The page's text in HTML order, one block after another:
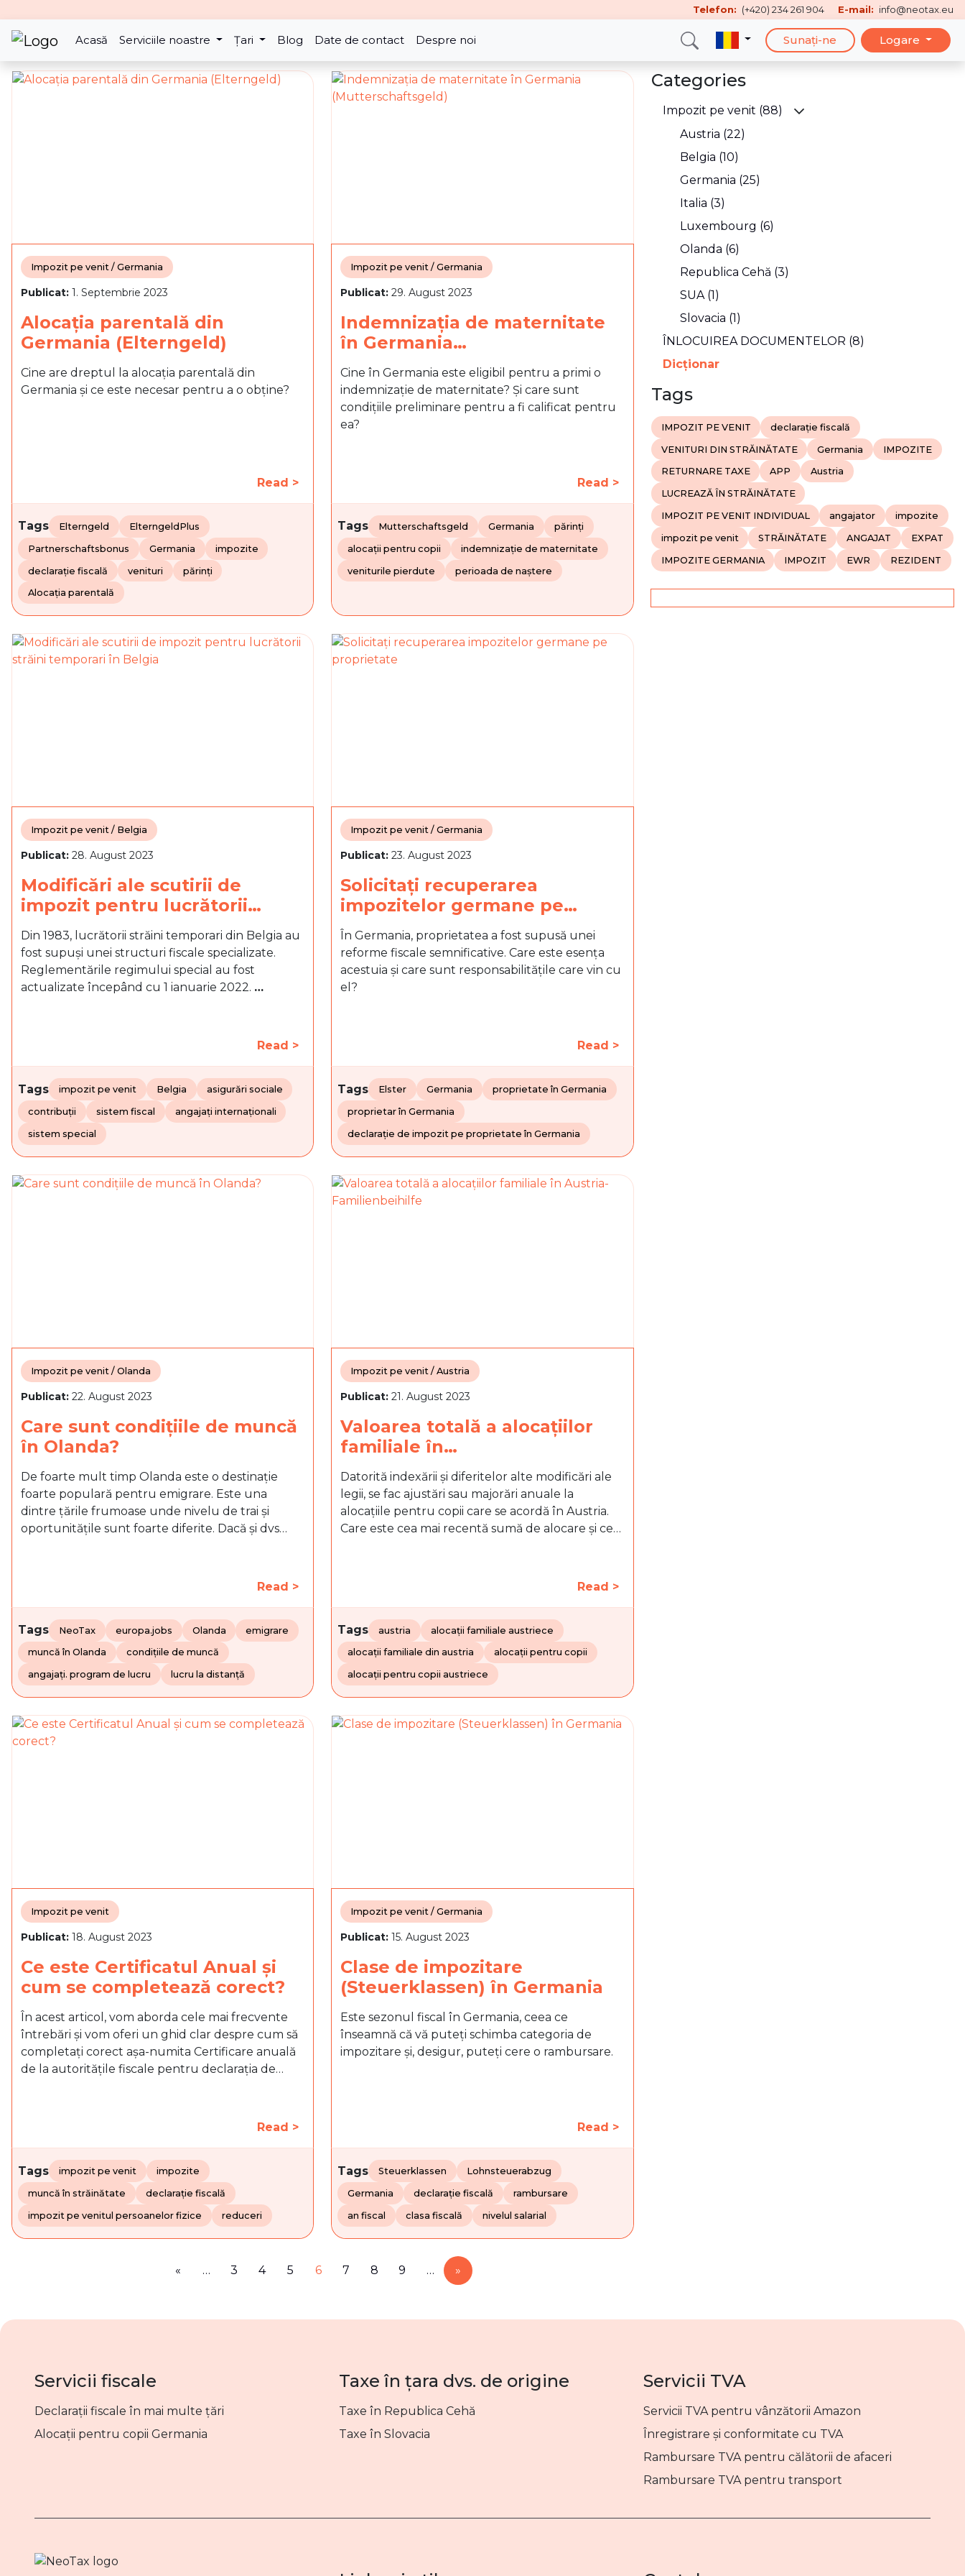
Telefon: (+420) 234 261 904 E-mail: info@neotax.eu
Acasă Serviciile noastre Țari Blog Date de contact Despre noi Sunați-ne Logare
Impozit pe venit / Germania
Publicat: 1. Septembrie 2023
Alocația parentală din
Germania (Elterngeld)
Cine are dreptul la alocația parentală din
Germania și ce este necesar pentru a o obține?
Read >
Tags Elterngeld ElterngeldPlus
Partnerschaftsbonus Germania impozite
declarație fiscală venituri părinți
Alocația parentală
Impozit pe venit / Germania
Publicat:29. August 2023
Indemnizaţia de maternitate
în Germania…
Cine în Germania este eligibil pentru a primi o
indemnizație de maternitate? Și care sunt
condițiile preliminare pentru a fi calificat pentru
ea?
Read >
Tags Mutterschaftsgeld Germania părinți
alocații pentru copii indemnizație de maternitate
veniturile pierdute perioada de naștere
Impozit pe venit / Belgia
Publicat: 28. August 2023
Modificări ale scutirii de
impozit pentru lucrătorii…
Din 1983, lucrătorii străini temporari din Belgia au
fost supuși unei structuri fiscale specializate.
Reglementările regimului special au fost
actualizate începând cu 1 ianuarie 2022. …
Read >
Tags impozit pe venit Belgia asigurări sociale
contribuții sistem fiscal angajați internaționali
sistem special
Impozit pe venit / Germania
Publicat:23. August 2023
Solicitați recuperarea
impozitelor germane pe…
În Germania, proprietatea a fost supusă unei
reforme fiscale semnificative. Care este esența
acestuia și care sunt responsabilitățile care vin cu
el?
Read >
Tags Elster Germania proprietate în Germania
proprietar în Germania
declarație de impozit pe proprietate în Germania
Impozit pe venit / Olanda
Publicat: 22. August 2023
Care sunt condițiile de muncă
în Olanda?
De foarte mult timp Olanda este o destinație
foarte populară pentru emigrare. Este una
dintre țările frumoase unde nivelu de trai și
oportunitățile sunt foarte diferite. Dacă și dvs…
Read >
Tags NeoTax europa.jobs Olanda emigrare
muncă în Olanda condițiile de muncă
angajați. program de lucru lucru la distanță
Impozit pe venit / Austria
Publicat:21. August 2023
Valoarea totală a alocațiilor
familiale în…
Datorită indexării și diferitelor alte modificări ale
legii, se fac ajustări sau majorări anuale la
alocațiile pentru copii care se acordă în Austria.
Care este cea mai recentă sumă de alocare și ce…
Read >
Tags austria alocații familiale austriece
alocații familiale din austria alocații pentru copii
alocații pentru copii austriece
Impozit pe venit
Publicat: 18. August 2023
Ce este Certificatul Anual și
cum se completează corect?
În acest articol, vom aborda cele mai frecvente
întrebări și vom oferi un ghid clar despre cum să
completați corect așa-numita Certificare anuală
de la autoritățile fiscale pentru declarația de…
Read >
Tags impozit pe venit impozite
muncă în străinătate declarație fiscală
impozit pe venitul persoanelor fizice reduceri
Impozit pe venit / Germania
Publicat:15. August 2023
Clase de impozitare
(Steuerklassen) în Germania
Este sezonul fiscal în Germania, ceea ce
înseamnă că vă puteți schimba categoria de
impozitare și, desigur, puteți cere o rambursare.
Read >
Tags Steuerklassen Lohnsteuerabzug
Germania declarație fiscală rambursare
an fiscal clasa fiscală nivelul salarial
« … 3 4 5 6 7 8 9 … »
Categories
Impozit pe venit (88)
Austria (22)
Belgia (10)
Germania (25)
Italia (3)
Luxembourg (6)
Olanda (6)
Republica Cehă (3)
SUA (1)
Slovacia (1)
ÎNLOCUIREA DOCUMENTELOR (8)
Dicţionar
Tags
IMPOZIT PE VENIT declarație fiscală
VENITURI DIN STRĂINĂTATE Germania IMPOZITE
RETURNARE TAXE APP Austria
LUCREAZĂ ÎN STRĂINĂTATE
IMPOZIT PE VENIT INDIVIDUAL angajator impozite
impozit pe venit STRĂINĂTATE ANGAJAT EXPAT
IMPOZITE GERMANIA IMPOZIT EWR REZIDENT
Servicii fiscale
Declarații fiscale în mai multe țări
Alocații pentru copii Germania
Taxe în țara dvs. de origine
Taxe în Republica Cehă
Taxe în Slovacia
Servicii TVA
Servicii TVA pentru vânzătorii Amazon
Înregistrare și conformitate cu TVA
Rambursare TVA pentru călătorii de afaceri
Rambursare TVA pentru transport